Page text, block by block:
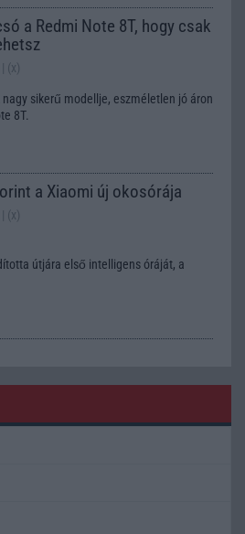
a Redmi Note 8T, hogy csak
| (x)
sikerű modellje, eszméletlen jó áron
8T.
a Xiaomi új okosórája
| (x)
útjára első intelligens óráját, a